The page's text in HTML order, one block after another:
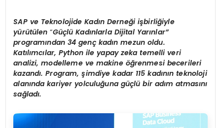
SAP ve Teknolojide Kadın Derneği işbirliğiyle
yürütülen“Güçlü Kadınlarla Dijital Yarınlar”
programından 34 genç kadın mezun oldu.
Katılımcılar, Python ile yapay zeka temelli veri
analizi, modelleme ve makine öğrenmesi becerileri
kazandı. Program,şimdiye kadar 115 kadının teknoloji
alanında kariyer yolculuğuna güçlü bir adım atmasını
sağladı.